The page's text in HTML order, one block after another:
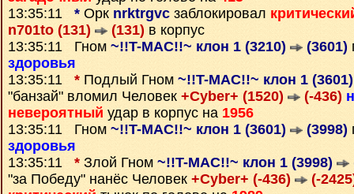
13:35:11 * Орк nrktrgvc заблокировал
n701to (131)
(131) в корпус
13:35:11 Гном ~!!T-MAC!!~ клон 1 (3210) (3601)
здоровья
13:35:11 * Подлый Гном ~!!T-MAC!!~ клон 1
"банзай" вломил Человек +Cyber+ (1520) (-436)
невероятный удар в корпус на 1956
13:35:11 Гном ~!!T-MAC!!~ клон 1 (3601) (3998)
здоровья
13:35:11 * Злой Гном ~!!T-MAC!!~ клон 1 (3998)
"за Победу" нанёс Человек +Cyber+ (-436)
(-